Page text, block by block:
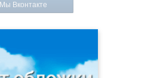
Мы Вконтакте